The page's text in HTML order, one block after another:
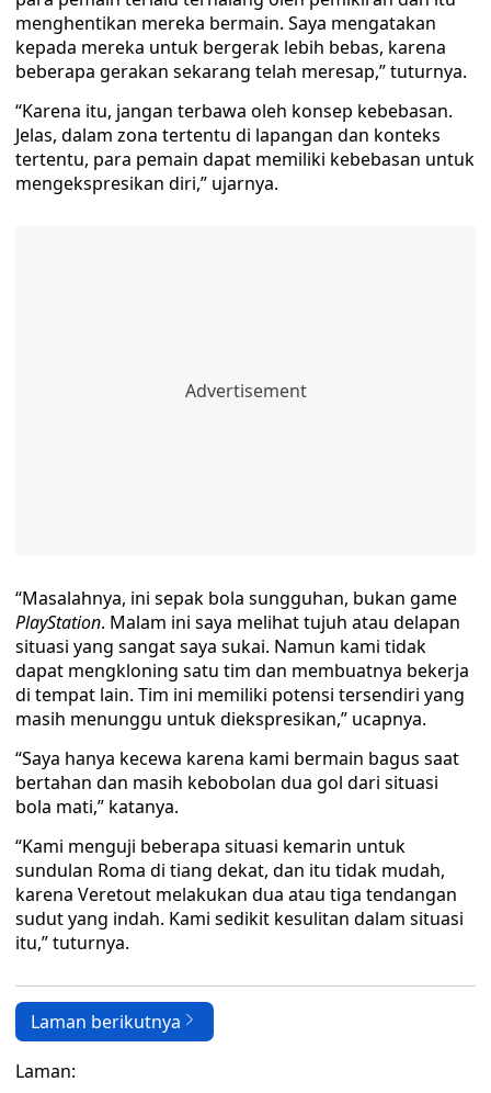
menghentikan mereka bermain. Saya mengatakan
kepada mereka untuk bergerak lebih bebas, karena
beberapa gerakan sekarang telah meresap,” tuturnya.
“Karena itu, jangan terbawa oleh konsep kebebasan.
Jelas, dalam zona tertentu di lapangan dan konteks
tertentu, para pemain dapat memiliki kebebasan untuk
mengekspresikan diri,” ujarnya.
“Masalahnya, ini sepak bola sungguhan, bukan game
PlayStation. Malam ini saya melihat tujuh atau delapan
situasi yang sangat saya sukai. Namun kami tidak
dapat mengkloning satu tim dan membuatnya bekerja
di tempat lain. Tim ini memiliki potensi tersendiri yang
masih menunggu untuk diekspresikan,” ucapnya.
“Saya hanya kecewa karena kami bermain bagus saat
bertahan dan masih kebobolan dua gol dari situasi
bola mati,” katanya.
“Kami menguji beberapa situasi kemarin untuk
sundulan Roma di tiang dekat, dan itu tidak mudah,
karena Veretout melakukan dua atau tiga tendangan
sudut yang indah. Kami sedikit kesulitan dalam situasi
itu,” tuturnya.
Laman berikutnya
Laman: